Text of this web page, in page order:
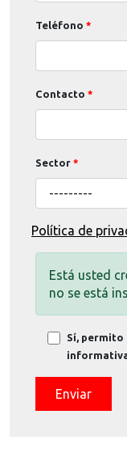
Teléfono
Contacto
Sector
Política de
Está usted
no se está
Sí, permito
Enviar